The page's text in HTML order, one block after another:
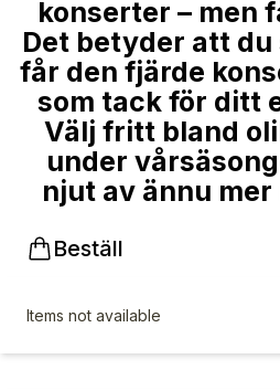
konserter – men
Det betyder att
får den fjärde
som tack för ditt
Välj fritt bland
under
njut av ännu
Beställ
Items not available